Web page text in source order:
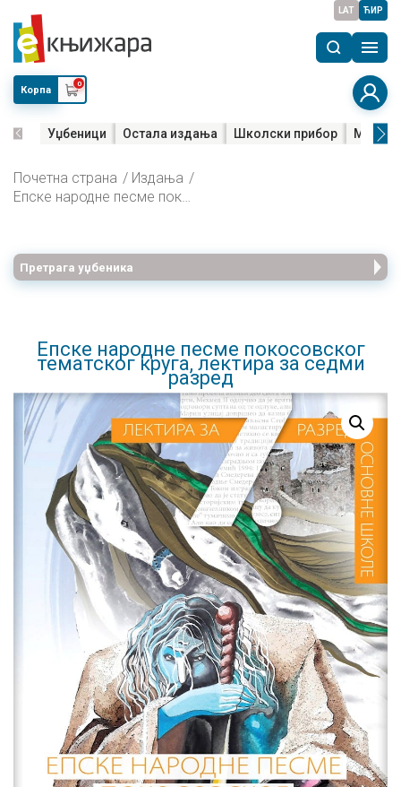
LAT ЋИР
Корпа
0
Уџбеници Остала издања Школски прибор Мала
Почетна страна
Издања
Епске народне песме покосовског тематског круга, лектира за седми разред
Претрага уџбеника
Епске народне песме покосовског
тематског круга, лектира за седми
разред